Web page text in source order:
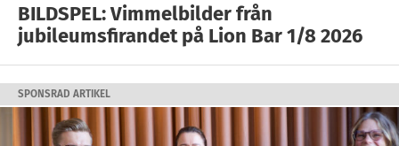
BILDSPEL: Vimmelbilder från
jubileumsfirandet på Lion Bar 1/8 2026
SPONSRAD ARTIKEL